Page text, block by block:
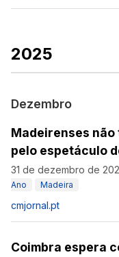
2025
Dezembro
Madeirenses não
pelo espetáculo
31 de dezembro de
Ano
Madeira
cmjornal.pt
Coimbra espera